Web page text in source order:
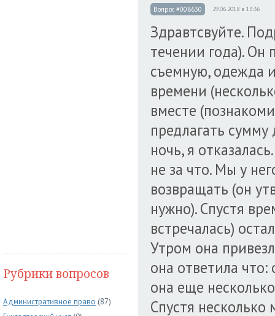
Рубрики вопросов
Административное право (87)
Вопрос #008630 29.06.2018 в 13:36
Здравтсвуйте.
течении года). Он
съемную, одежда
времени
вместе
предлагать
ночь, я
не за что. Мы у
возвращать (он
нужно). Спустя
встречалась)
Утром она
она ответила что:
она еще
Спустя